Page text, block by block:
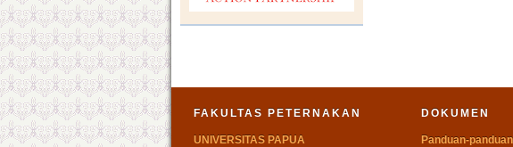
FAKULTAS PETERNAKAN
UNIVERSITAS PAPUA
DOKUMEN
Panduan-panduan